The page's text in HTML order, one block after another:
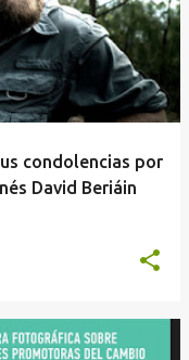
condolencias por
David Beriáin